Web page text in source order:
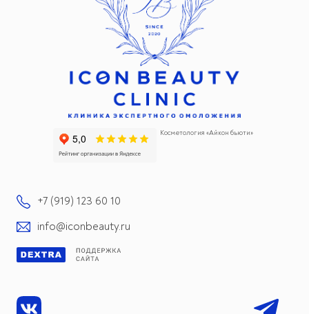
Косметология «Айкон бьюти»
+7 (919) 123 60 10
info@iconbeauty.ru